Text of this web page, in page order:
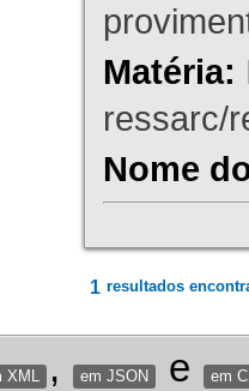
Matéria:
ressarc/
Nome
1 resultados
, em JSON e em